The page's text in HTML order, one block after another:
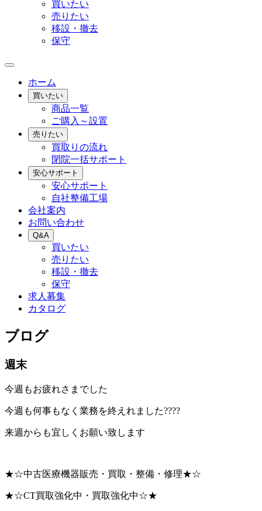
買いたい
売りたい
移設・撤去
保守
ホーム
買いたい
商品一覧
ご購入～設置
売りたい
買取りの流れ
閉院一括サポート
安心サポート
安心サポート
自社整備工場
会社案内
お問い合わせ
Q&A
買いたい
売りたい
移設・撤去
保守
求人募集
カタログ
ブログ
週末
今週もお疲れさまでした
今週も何事もなく業務を終えれました????
来週からも宜しくお願い致します
★☆中古医療機器販売・買取・整備・修理★☆
★☆CT買取強化中・買取強化中☆★